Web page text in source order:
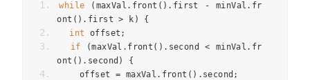
while ( maxVal . front (). first - minVal . fr
ont (). first > k )
{
int
offset ;
if
(maxVal . front (). second < minVal . fr
ont (). second )
{
offset
= maxVal . front (). second ;